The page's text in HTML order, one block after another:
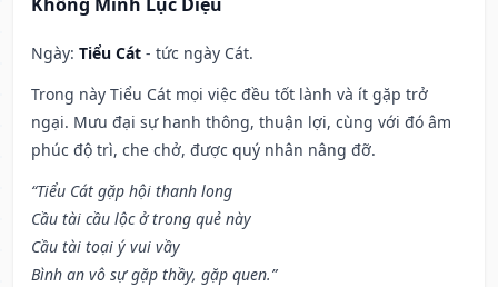
Ngày: Tiểu Cát - tức ngày Cát.
Trong này Tiểu Cát mọi việc đều tốt lành và ít gặp trở
ngại. Mưu đại sự hanh thông, thuận lợi, cùng với đó âm
phúc độ trì, che chở, được quý nhân nâng đỡ.
“Tiểu Cát gặp hội thanh long
Cầu tài cầu lộc ở trong quẻ này
Cầu tài toại ý vui vầy
Bình an vô sự gặp thầy, gặp quen.”